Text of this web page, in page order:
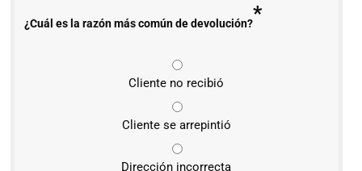
¿Cuál es la razón más común de devolución?*
Cliente no recibió
Cliente se arrepintió
Dirección incorrecta